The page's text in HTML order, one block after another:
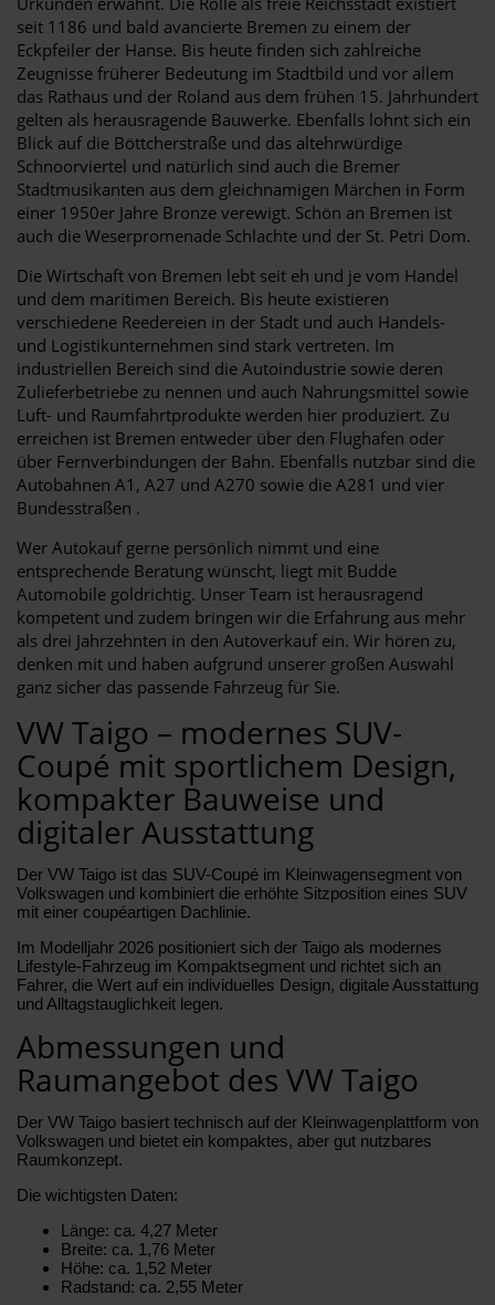
seit 1186 und bald avancierte Bremen zu einem der
Eckpfeiler der Hanse. Bis heute finden sich zahlreiche
Zeugnisse früherer Bedeutung im Stadtbild und vor allem
das Rathaus und der Roland aus dem frühen 15. Jahrhundert
gelten als herausragende Bauwerke. Ebenfalls lohnt sich ein
Blick auf die Böttcherstraße und das altehrwürdige
Schnoorviertel und natürlich sind auch die Bremer
Stadtmusikanten aus dem gleichnamigen Märchen in Form
einer 1950er Jahre Bronze verewigt. Schön an Bremen ist
auch die Weserpromenade Schlachte und der St. Petri Dom.
Die Wirtschaft von Bremen lebt seit eh und je vom Handel
und dem maritimen Bereich. Bis heute existieren
verschiedene Reedereien in der Stadt und auch Handels-
und Logistikunternehmen sind stark vertreten. Im
industriellen Bereich sind die Autoindustrie sowie deren
Zulieferbetriebe zu nennen und auch Nahrungsmittel sowie
Luft- und Raumfahrtprodukte werden hier produziert. Zu
erreichen ist Bremen entweder über den Flughafen oder
über Fernverbindungen der Bahn. Ebenfalls nutzbar sind die
Autobahnen A1, A27 und A270 sowie die A281 und vier
Bundesstraßen .
Wer Autokauf gerne persönlich nimmt und eine
entsprechende Beratung wünscht, liegt mit Budde
Automobile goldrichtig. Unser Team ist herausragend
kompetent und zudem bringen wir die Erfahrung aus mehr
als drei Jahrzehnten in den Autoverkauf ein. Wir hören zu,
denken mit und haben aufgrund unserer großen Auswahl
ganz sicher das passende Fahrzeug für Sie.
VW Taigo – modernes SUV-
Coupé mit sportlichem Design,
kompakter Bauweise und
digitaler Ausstattung
Der VW Taigo ist das SUV-Coupé im Kleinwagensegment von
Volkswagen und kombiniert die erhöhte Sitzposition eines SUV
mit einer coupéartigen Dachlinie.
Im Modelljahr 2026 positioniert sich der Taigo als modernes
Lifestyle-Fahrzeug im Kompaktsegment und richtet sich an
Fahrer, die Wert auf ein individuelles Design, digitale Ausstattung
und Alltagstauglichkeit legen.
Abmessungen und
Raumangebot des VW Taigo
Der VW Taigo basiert technisch auf der Kleinwagenplattform von
Volkswagen und bietet ein kompaktes, aber gut nutzbares
Raumkonzept.
Die wichtigsten Daten:
Länge: ca. 4,27 Meter
Breite: ca. 1,76 Meter
Höhe: ca. 1,52 Meter
Radstand: ca. 2,55 Meter